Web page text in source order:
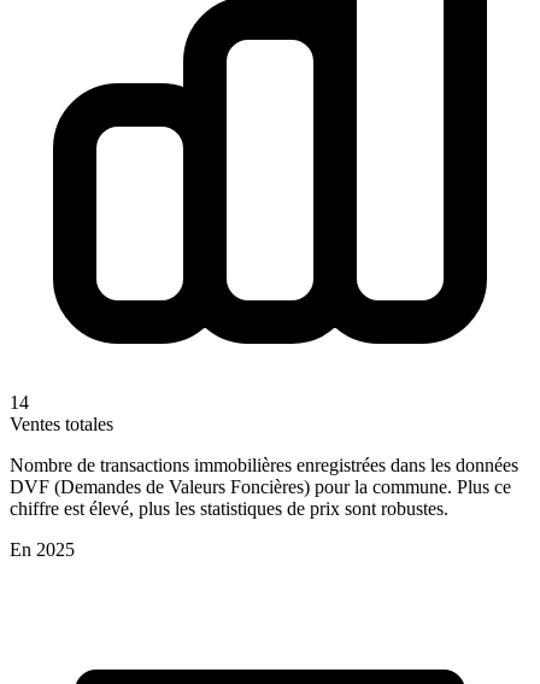
14
Ventes totales
Nombre de transactions immobilières enregistrées dans les données
DVF (Demandes de Valeurs Foncières) pour la commune. Plus ce
chiffre est élevé, plus les statistiques de prix sont robustes.
En 2025